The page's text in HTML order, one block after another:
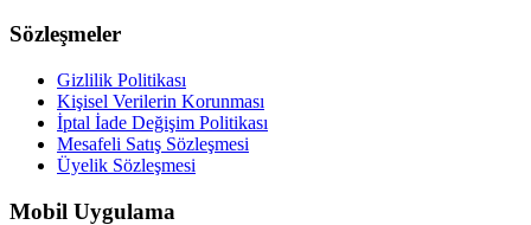
Sözleşmeler
Gizlilik Politikası
Kişisel Verilerin Korunması
İptal İade Değişim Politikası
Mesafeli Satış Sözleşmesi
Üyelik Sözleşmesi
Mobil Uygulama